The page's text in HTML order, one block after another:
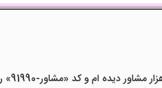
و کد «مشاور-91990» را اعلام کنید»